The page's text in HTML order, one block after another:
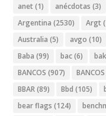
anet (1) anécdotas (3)
Argentina (2530) Argt
Australia (5) avgo (10)
Baba (99) bac(6) bak
BANCOS (907) BANCOS
BBAR(89) Bbd (105)
bear flags (124)